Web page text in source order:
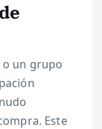
un grupo
Este